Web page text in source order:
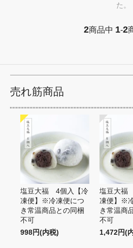
た。
2商品中 1-2
売れ筋商品
塩豆大福 4個入【冷
凍便】※冷凍便につ
き常温商品との同梱
不可
998円(内税)
塩豆大福
凍便】※
き常温商
不可
1,472円(